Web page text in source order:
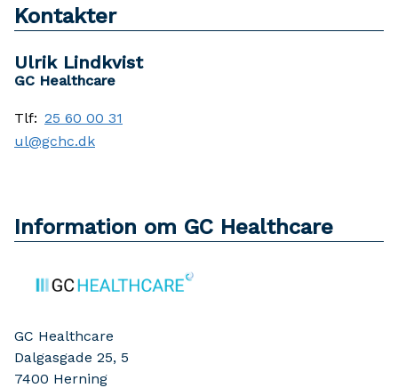
Kontakter
Ulrik Lindkvist
GC Healthcare
Tlf: 25 60 00 31
ul@gchc.dk
Information om GC Healthcare
GC Healthcare
Dalgasgade 25, 5
7400 Herning